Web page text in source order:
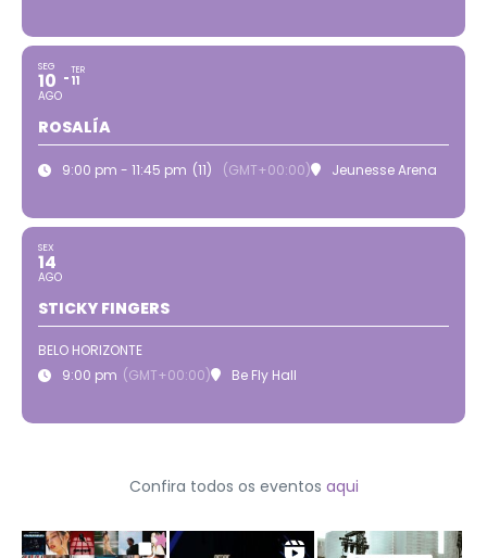
SEG
10
AGO
TER
11
ROSALÍA
9:00 pm - 11:45 pm (11) (GMT+00:00) Jeunesse Arena
SEX
14
AGO
STICKY FINGERS
BELO HORIZONTE
9:00 pm (GMT+00:00) Be Fly Hall
Confira todos os eventos aqui